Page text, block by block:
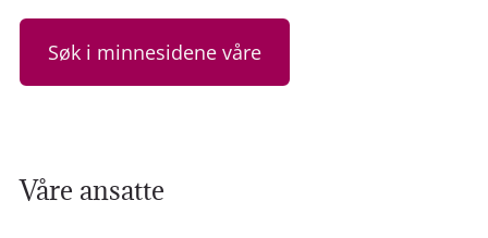
Søk i minnesidene våre
Våre ansatte